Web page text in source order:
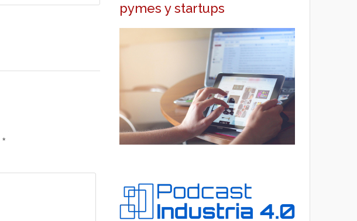
*
pymes y startups